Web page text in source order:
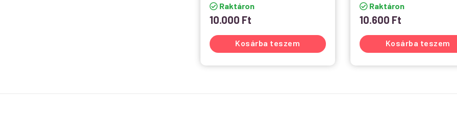
Raktáron
10.000 Ft
Kosárba teszem
Raktáron
10.600 Ft
Kosárba teszem